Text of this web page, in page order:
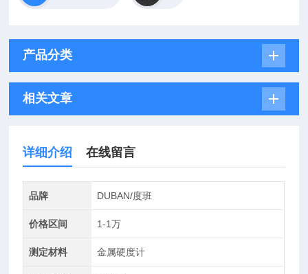
产品分类
相关文章
详细介绍 在线留言
品牌 DUBAN/度班
价格区间 1-1万
测定材料 金属硬度计